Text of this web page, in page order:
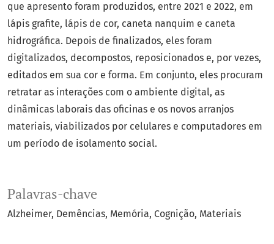
Palavras-chave
Alzheimer Demências Memória Cognição Materiais
que apresento foram produzidos, entre 2021 e 2022, em
lápis grafite, lápis de cor, caneta nanquim e caneta
hidrográfica. Depois de finalizados, eles foram
digitalizados, decompostos, reposicionados e, por vezes,
editados em sua cor e forma. Em conjunto, eles procuram
retratar as interações com o ambiente digital, as
dinâmicas laborais das oficinas e os novos arranjos
materiais, viabilizados por celulares e computadores em
um período de isolamento social.